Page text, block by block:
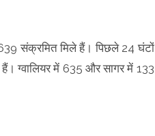
संक्रमित मिले हैं। पिछले 24 घंटों
ग्वालियर में 635 और सागर में 133